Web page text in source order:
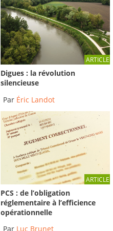
ARTICLE
Digues : la révolution
silencieuse
Par Éric Landot
ARTICLE
PCS : de l’obligation
réglementaire à l’efficience
opérationnelle
Par Luc Brunet